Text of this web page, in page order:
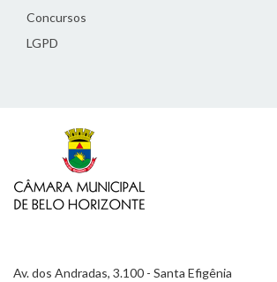
Concursos
LGPD
Av. dos Andradas, 3.100 - Santa Efigênia